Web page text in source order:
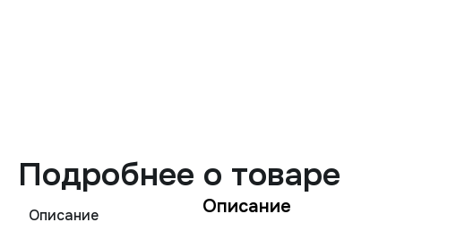
Подробнее о товаре
Описание Описание